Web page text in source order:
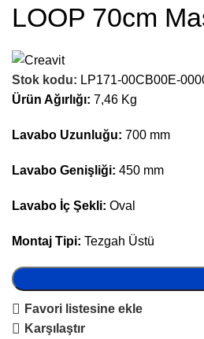
LOOP 70cm
Stok kodu: LP171-00CB00E-
Ürün Ağırlığı: 7,46 Kg
Lavabo Uzunluğu: 700 mm
Lavabo Genişliği: 450 mm
Lavabo İç Şekli: Oval
Montaj Tipi: Tezgah Üstü
Favori listesine ekle
Karşılaştır